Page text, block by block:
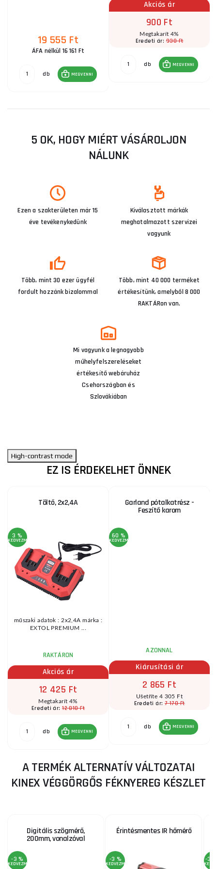
19 555 Ft
ÁFA nélkül 16 161 Ft
db MEGVENNI
Akciós ár
900 Ft
Megtakarít 4%
Eredeti ár:930 Ft
db MEGVENNI
5 OK, HOGY MIÉRT VÁSÁROLJON
NÁLUNK
Ezen a szakterületen már 15
éve tevékenykedünk
Kiválasztott márkák
meghatalmazott szervizei
vagyunk
Több, mint 30 ezer ügyfél
fordult hozzánk bizalommal
Több, mint 40 000 terméket
értékesítünk, amelyből 8 000
RAKTÁRon van.
Mi vagyunk a legnagyobb
műhelyfelszereléseket
értékesítő webáruház
Csehországban és
Szlovákiában
High-contrast mode
EZ IS ÉRDEKELHET ÖNNEK
Töltő, 2x2,4A
3 %
KEDVEZMÉNY
műszaki adatok : 2x2,4A márka :
EXTOL PREMIUM ...
RAKTÁRON
Akciós ár
12 425 Ft
Megtakarít 4%
Eredeti ár:12 810 Ft
db MEGVENNI
Garland pótalkatrész -
Feszítő karom
60 %
KEDVEZMÉNY
AZONNAL
Kiárusítási ár
2 865 Ft
Ušetříte 4 305 Ft
Eredeti ár:7 170 Ft
db MEGVENNI
A TERMÉK ALTERNATÍV VÁLTOZATAI
KINEX VÉGGÖRGŐS FÉKNYEREG KÉSZLET
Digitális szögmérő,
200mm, vonalzóval
-3 %
KEDVEZMÉNY
Érintésmentes IR hőmérő
-3 %
KEDVEZMÉNY
-34